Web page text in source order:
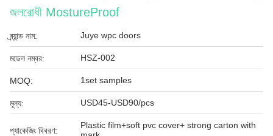
জলরোধী MostureProof
ব্র্যান্ড নাম: Juye wpc doors
মডেল নম্বর: HSZ-002
MOQ: 1set samples
মূল্য: USD45-USD90/pcs
প্যাকেজিং বিবরণ:
Plastic film+soft pvc cover+ strong carton with